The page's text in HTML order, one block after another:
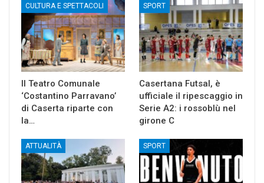
CULTURA E SPETTACOLI
Il Teatro Comunale
‘Costantino Parravano’
di Caserta riparte con
la…
SPORT
Casertana Futsal, è
ufficiale il ripescaggio in
Serie A2: i rossoblù nel
girone C
ATTUALITÀ SPORT